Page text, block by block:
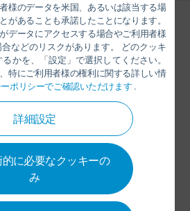
様のデータを米国、あるいは該当する場
があることも承諾したことになります。
データにアクセスする場合やご利用者様
などのリスクがあります。 どのクッキ
かを、「設定」で選択してください。
特にご利用者様の権利に関する詳しい情
ポリシーでご確認いただけます .
詳細設定
に必要なクッキーの
み
Dr. Pavel Svejda
+49 7142 78-2290
Pavel.Svejda@durr.com
Dürr Systems AG
Carl-Benz-Str. 34
74321 Bietigheim-Bissingen
ドイツ